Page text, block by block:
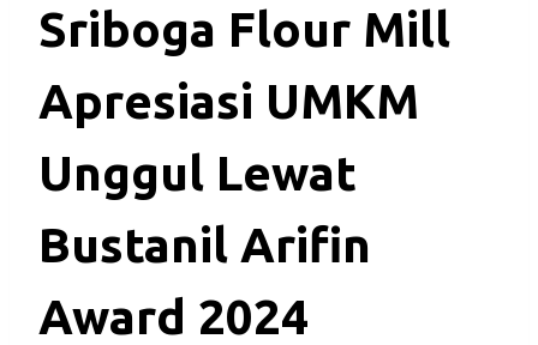
Sriboga Flour Mill
Apresiasi UMKM
Unggul Lewat
Bustanil Arifin
Award 2024